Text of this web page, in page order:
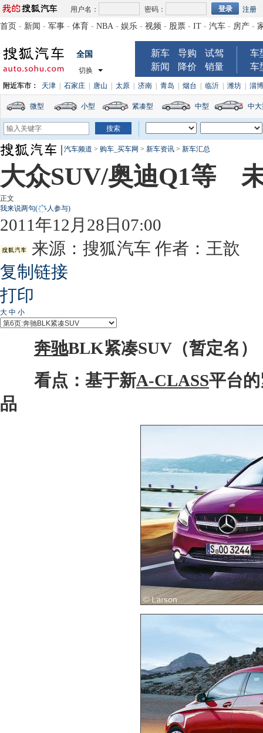
用户名： 密码： 注册
首页 - 新闻 - 军事 - 体育 - NBA - 娱乐 - 视频 - 股票 - IT - 汽车 - 房产 -
全国
切换
新车 导购
试驾
新闻
降价 销量
车
车
附近车市： 天津 石家庄 唐山 太原 济南 青岛 烟台 临沂 潍坊 淄博
微型 小型 紧凑型 中型 中
汽车频道 > 购车_买车网 > 新车资讯 > 新车汇总
大众SUV/奥迪Q1等
正文
我来说两句( 人参与)
2011年12月28日07:00
来源： 搜狐汽车 作者：王歆
复制链接
打印
大 中 小
奔驰BLK紧凑SUV（暂定名）
看点：基于新A-CLASS平台
品